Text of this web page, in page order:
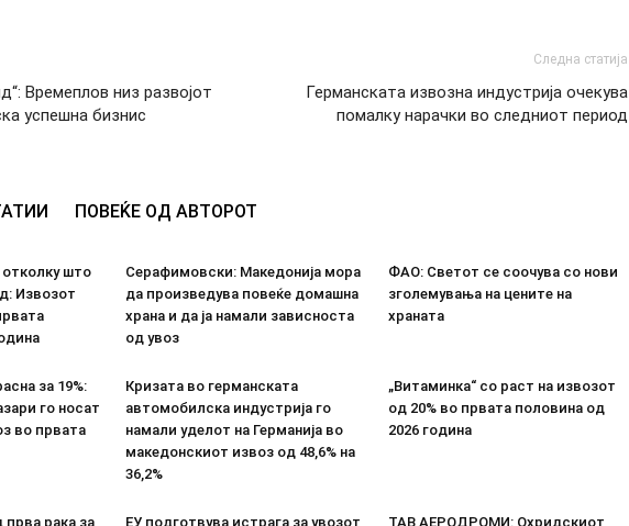
Времеплов низ развојот
успешна бизнис
Следна статија
Германската извозна индустрија очекува
помалку нарачки во следниот период
ПОВЕЌЕ ОД АВТОРОТ
што
Извозот
Серафимовски: Македонија мора
да произведува повеќе домашна
храна и да ја намали зависноста
од увоз
ФАО: Светот се соочува со нови
зголемувања на цените на
храната
за 19%:
го носат
во првата
Кризата во германската
автомобилска индустрија го
намали уделот на Германија во
македонскиот извоз од 48,6% на
36,2%
„Витаминка“ со раст на извозот
од 20% во првата половина од
2026 година
рака за
ЕУ подготвува истрага за увозот
ТАВ АЕРОДРОМИ: Охридскиот